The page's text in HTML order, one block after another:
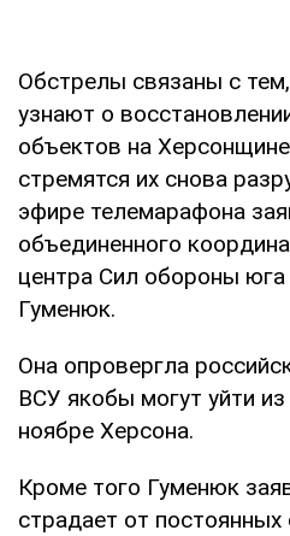
Обстрелы связаны с
узнают о
объектов на
стремятся их снова
эфире телемарафона
объединенного
центра Сил обороны
Гуменюк.
Она опровергла
ВСУ якобы могут уйти
ноябре Херсона.
Кроме того Гуменюк
страдает от